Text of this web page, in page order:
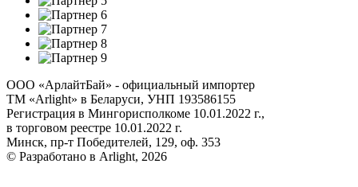
ООО «АрлайтБай» - официальный импортер
ТМ «Arlight» в Беларуси, УНП 193586155
Регистрация в Мингорисполкоме 10.01.2022 г.,
в торговом реестре 10.01.2022 г.
Минск, пр-т Победителей, 129, оф. 353
© Разработано в Arlight, 2026